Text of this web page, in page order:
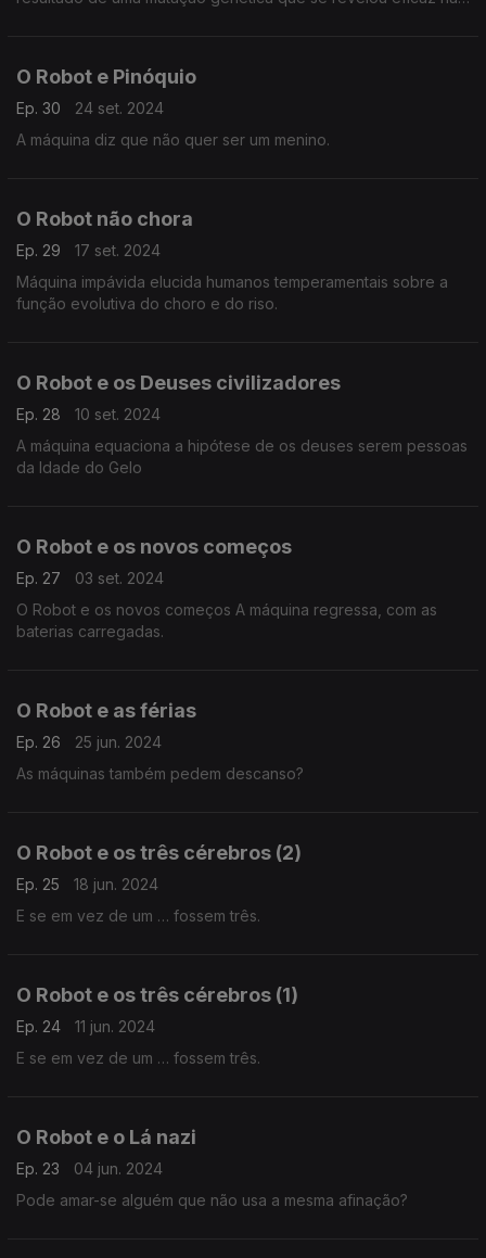
O Robot e Pinóquio
Ep. 30
24 set. 2024
A máquina diz que não quer ser um menino.
O Robot não chora
Ep. 29
17 set. 2024
Máquina impávida elucida humanos temperamentais sobre a
função evolutiva do choro e do riso.
O Robot e os Deuses civilizadores
Ep. 28
10 set. 2024
A máquina equaciona a hipótese de os deuses serem pessoas
da Idade do Gelo
O Robot e os novos começos
Ep. 27
03 set. 2024
O Robot e os novos começos A máquina regressa, com as
baterias carregadas.
O Robot e as férias
Ep. 26
25 jun. 2024
As máquinas também pedem descanso?
O Robot e os três cérebros (2)
Ep. 25
18 jun. 2024
E se em vez de um … fossem três.
O Robot e os três cérebros (1)
Ep. 24
11 jun. 2024
E se em vez de um … fossem três.
O Robot e o Lá nazi
Ep. 23
04 jun. 2024
Pode amar-se alguém que não usa a mesma afinação?